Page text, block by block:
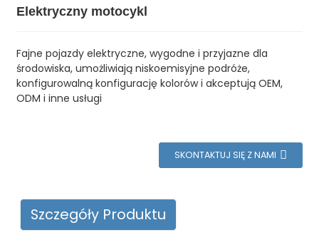
Elektryczny motocykl
Fajne pojazdy elektryczne, wygodne i przyjazne dla
środowiska, umożliwiają niskoemisyjne podróże,
konfigurowalną konfigurację kolorów i akceptują OEM,
ODM i inne usługi
SKONTAKTUJ SIĘ Z NAMI
Szczegóły Produktu